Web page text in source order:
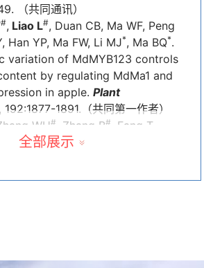
（共同通讯）
#, Liao L#, Duan CB, Ma WF, Peng
Han YP, Ma FW, Li MJ*, Ma BQ*.
variation of MdMYB123 controls
by regulating MdMa1 and
in apple. Plant
192:1877-1891.（共同第一作者）
WH# , Zhang B#
, Fang T,
YM, Ogutu C, Gao L, Chen G,
apple.Molecular Plant, 14:
全部展示